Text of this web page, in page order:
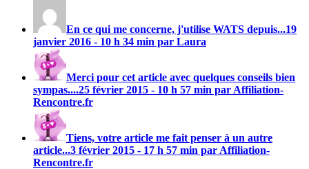
En ce qui me concerne, j'utilise WATS depuis...19
janvier 2016 - 10 h 34 min par Laura
Merci pour cet article avec quelques conseils bien
sympas....25 février 2015 - 10 h 57 min par Affiliation-
Rencontre.fr
Tiens, votre article me fait penser à un autre
article...3 février 2015 - 17 h 57 min par Affiliation-
Rencontre.fr